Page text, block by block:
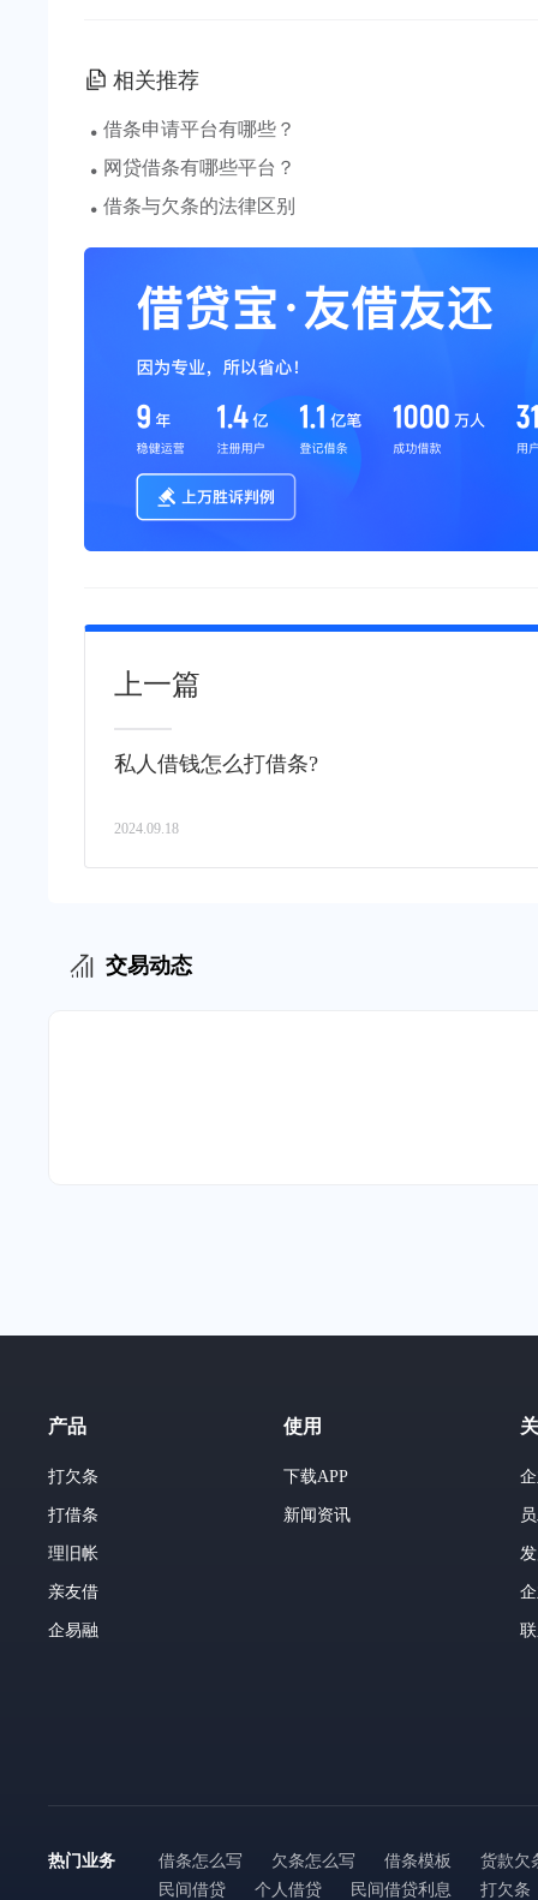
相关推荐
· 借条申请平台有哪些？
· 网贷借条有哪些平台？
· 借条与欠条的法律区别
上一篇
私人借钱怎么打借条?
2024.09.18
交易动态
产品
打欠条
打借条
理旧帐
亲友借
企易融
使用
下载APP
新闻资讯
热门业务 借条怎么写 欠条怎么写 借条模板
货款欠
民间借贷
个人借贷 民间借贷利息
打欠条